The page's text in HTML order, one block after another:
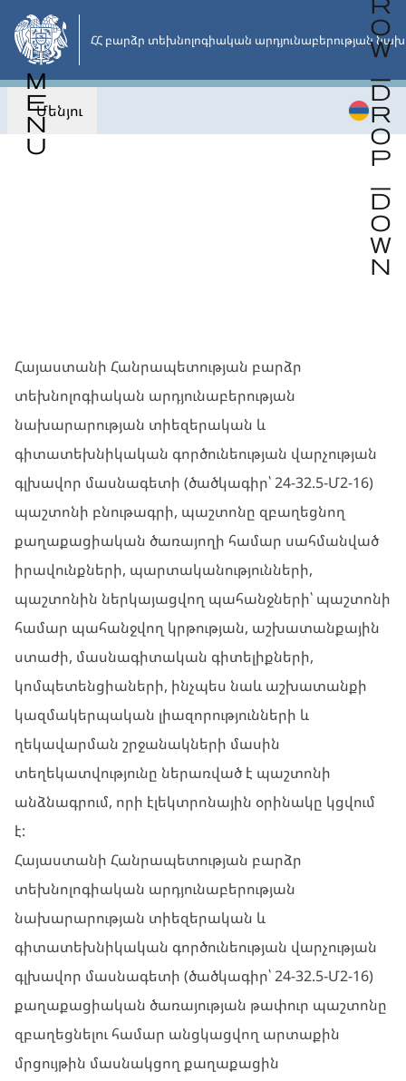
Անցնել
հիմնական
բովանդակությանը
ՀՀ բարձր տեխնոլոգիական արդյունաբերության
Մենյու
Հայաստանի Հանրապետության բարձր
տեխնոլոգիական արդյունաբերության
նախարարության տիեզերական և
գիտատեխնիկական գործունեության վարչության
գլխավոր մասնագետի (ծածկագիր՝ 24-32.5-Մ2-16)
պաշտոնի բնութագրի, պաշտոնը զբաղեցնող
քաղաքացիական ծառայողի համար սահմանված
իրավունքների, պարտականությունների,
պաշտոնին ներկայացվող պահանջների՝ պաշտոնի
համար պահանջվող կրթության, աշխատանքային
ստաժի, մասնագիտական գիտելիքների,
կոմպետենցիաների, ինչպես նաև աշխատանքի
կազմակերպական լիազորությունների և
ղեկավարման շրջանակների մասին
տեղեկատվությունը ներառված է պաշտոնի
անձնագրում, որի էլեկտրոնային օրինակը կցվում
է:
Հայաստանի Հանրապետության բարձր
տեխնոլոգիական արդյունաբերության
նախարարության տիեզերական և
գիտատեխնիկական գործունեության վարչության
գլխավոր մասնագետի (ծածկագիր՝ 24-32.5-Մ2-16)
քաղաքացիական ծառայության թափուր պաշտոնը
զբաղեցնելու համար անցկացվող արտաքին
մրցույթին մասնակցող քաղաքացին